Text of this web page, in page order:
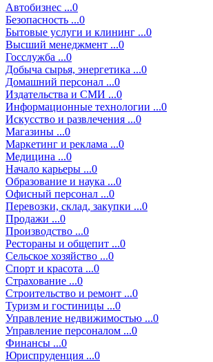
Автобизнес ...0
Безопасность ...0
Бытовые услуги и клининг ...0
Высший менеджмент ...0
Госслужба ...0
Добыча сырья, энергетика ...0
Домашний персонал ...0
Издательства и СМИ ...0
Информационные технологии ...0
Искусство и развлечения ...0
Магазины ...0
Маркетинг и реклама ...0
Медицина ...0
Начало карьеры ...0
Образование и наука ...0
Офисный персонал ...0
Перевозки, склад, закупки ...0
Продажи ...0
Производство ...0
Рестораны и общепит ...0
Сельское хозяйство ...0
Спорт и красота ...0
Страхование ...0
Строительство и ремонт ...0
Туризм и гостиницы ...0
Управление недвижимостью ...0
Управление персоналом ...0
Финансы ...0
Юриспруденция ...0